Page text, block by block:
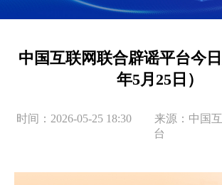
中国互联网联合辟谣平台今
年5月25日）
时间：2026-05-25 18:30 来源：中国
台